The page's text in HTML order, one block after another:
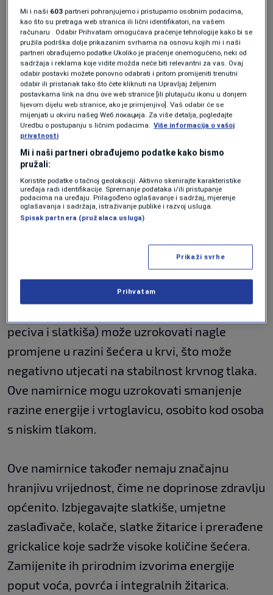
suprotan učinak, povećavajući rizik od visokog
krvnog tlaka i srčanih bolesti.
Prerađeni proizvodi sadrže visoke količine soli,
koje mogu uzrokovati zadržavanje vode u
tijelu, što može izazvati oscilacije krvnog tlaka.
Izbjegavajte visokoprerađene proizvode poput
instant juha, brze hrane, čipsa, slanih krekera i
konzervi koje često sadrže visok udio soli.
Umjesto njih, usmjerite se na svježe namirnice
i cjelovite proizvode koji ne sadrže previše soli.
Prekomjerni unos rafiniranih šećera i
peciva i slatkiša) može uzrokovati nagle
promjene u razini šećera u krvi, što može
negativno utjecati na stabilnost krvnog tlaka.
Ove namirnice mogu uzrokovati smanjenje
razine energije i vrtoglavicu, osobito kod osoba
s niskim tlakom.
Ove namirnice također nemaju značajnu
hranjivu vrijednost, čime ne doprinose zdravlju
općenito. Izbjegavajte slatkiše, umjetne
zaslađivače, kolače, slatke žitarice i prerađene
grickalice koje sadrže visoke količine šećera.
Zamijenite ih prirodnim izvorima energije
poput voća, povrća i integralnih žitarica.
Mi i naši 603 partneri pohranjujemo i pristupamo osobnim podacima,
kao što su pretraga web stranica ili lični identifikatori, na vašem
računaru . Odabir Prihvatam omogućava praćenje tehnologije kako bi se
pružila podrška dolje prikazanim svrhama na osnovu kojih mi i naši
partneri obrađujemo podatke Ukoliko je praćenje onemogućeno, neki od
sadržaja i reklama koje vidite možda neće biti relevantni za vas. Ovaj
odabir postavki možete ponovno odabrati i pritom promijeniti trenutni
odabir ili pristanak tako što ćete kliknuti na Upravljaj željenim
postavkama link na dnu ove web stranice [ili plutajuću ikonu u donjem
lijevom dijelu web stranice, ako je primjenjivo]. Vaš odabir će se
mijenjati u okviru našeg Wеб локација. Za više detalja, pogledajte
Uredbu o postupanju s ličnim podacima. Više informacija o vašoj
privatnosti
Mi i naši partneri obrađujemo podatke kako bismo
pružali:
Koristite podatke o tačnoj geolokaciji. Aktivno skenirajte karakteristike
uređaja radi identifikacije. Spremanje podataka i/ili pristupanje
podacima na uređaju. Prilagođeno oglašavanje i sadržaj, mjerenje
oglašavanja i sadržaja, istraživanje publike i razvoj usluga.
Spisak partnera (pružalaca usluga)
Prikaži svrhe
Prihvatam